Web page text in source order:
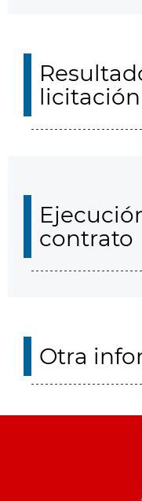
licitación
contrato
Otra